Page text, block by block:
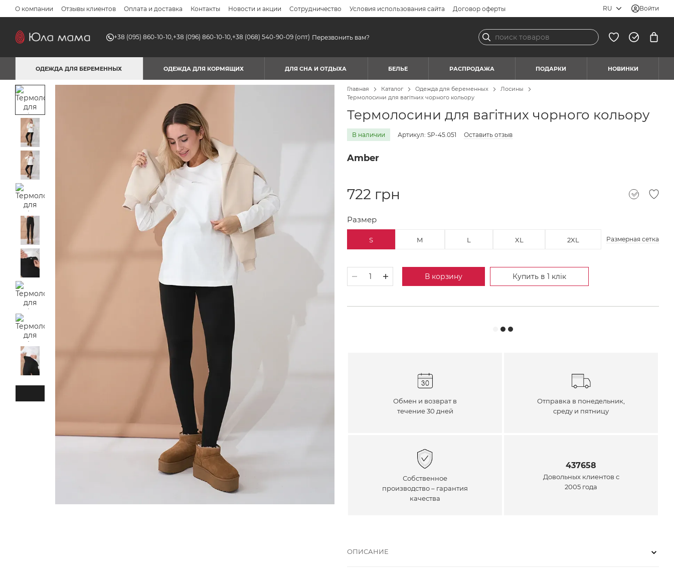
Перейти к основному контенту
О компании Отзывы клиентов Оплата и доставка Контакты Новости и акции Сотрудничество Условия использования сайта Договор оферты RU Войти
+38 (095) 860-10-10,+38 (096) 860-10-10,+38 (068) 540-90-09 (опт) Перезвонить вам?
ОДЕЖДА ДЛЯ БЕРЕМЕННЫХ ОДЕЖДА ДЛЯ КОРМЯЩИХ ДЛЯ СНА И ОТДЫХА БЕЛЬЕ РАСПРОДАЖА ПОДАРКИ НОВИНКИ
Главная Каталог Одежда для беременных
Лосины
Термолосини для вагітних чорного кольору
Термолосини для вагітних чорного кольору
В наличии Артикул: SP-45.051 Оставить отзыв
Amber
722 грн
Размер
S M L XL 2XL Размерная сетка
В корзину Купить в 1 клік
Обмен и возврат в
течение 30 дней
Отправка в понедельник,
среду и пятницу
Собственное
производство – гарантия
качества
437658
Довольных клиентов с
2005 года
ОПИСАНИЕ